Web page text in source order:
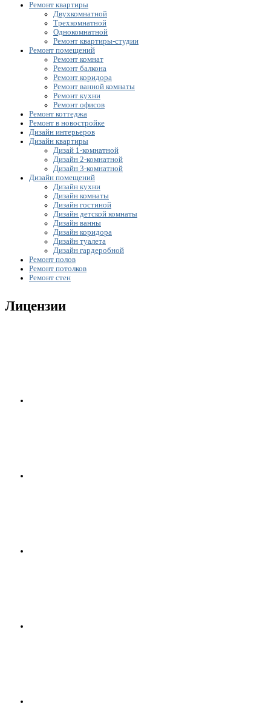
Ремонт квартиры
Двухкомнатной
Трехкомнатной
Однокомнатной
Ремонт квартиры-студии
Ремонт помещений
Ремонт комнат
Ремонт балкона
Ремонт коридора
Ремонт ванной комнаты
Ремонт кухни
Ремонт офисов
Ремонт коттеджа
Ремонт в новостройке
Дизайн интерьеров
Дизайн квартиры
Дизай 1-комнатной
Дизайн 2-комнатной
Дизайн 3-комнатной
Дизайн помещений
Дизайн кухни
Дизайн комнаты
Дизайн гостиной
Дизайн детской комнаты
Дизайн ванны
Дизайн коридора
Дизайн туалета
Дизайн гардеробной
Ремонт полов
Ремонт потолков
Ремонт стен
Лицензии